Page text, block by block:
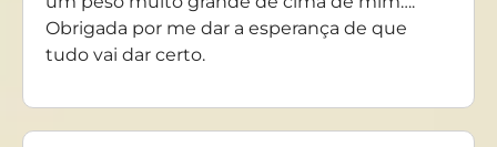
Obrigada por me dar a esperança de que
tudo vai dar certo.